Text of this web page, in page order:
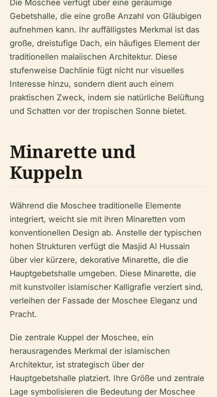
Die Moschee verfügt über eine geräumige
Gebetshalle, die eine große Anzahl von Gläubigen
aufnehmen kann. Ihr auffälligstes Merkmal ist das
große, dreistufige Dach, ein häufiges Element der
traditionellen malaiischen Architektur. Diese
stufenweise Dachlinie fügt nicht nur visuelles
Interesse hinzu, sondern dient auch einem
praktischen Zweck, indem sie natürliche Belüftung
und Schatten vor der tropischen Sonne bietet.
Minarette und
Kuppeln
Während die Moschee traditionelle Elemente
integriert, weicht sie mit ihren Minaretten vom
konventionellen Design ab. Anstelle der typischen
hohen Strukturen verfügt die Masjid Al Hussain
über vier kürzere, dekorative Minarette, die die
Hauptgebetshalle umgeben. Diese Minarette, die
mit kunstvoller islamischer Kalligrafie verziert sind,
verleihen der Fassade der Moschee Eleganz und
Pracht.
Die zentrale Kuppel der Moschee, ein
herausragendes Merkmal der islamischen
Architektur, ist strategisch über der
Hauptgebetshalle platziert. Ihre Größe und zentrale
Lage symbolisieren die Bedeutung der Moschee